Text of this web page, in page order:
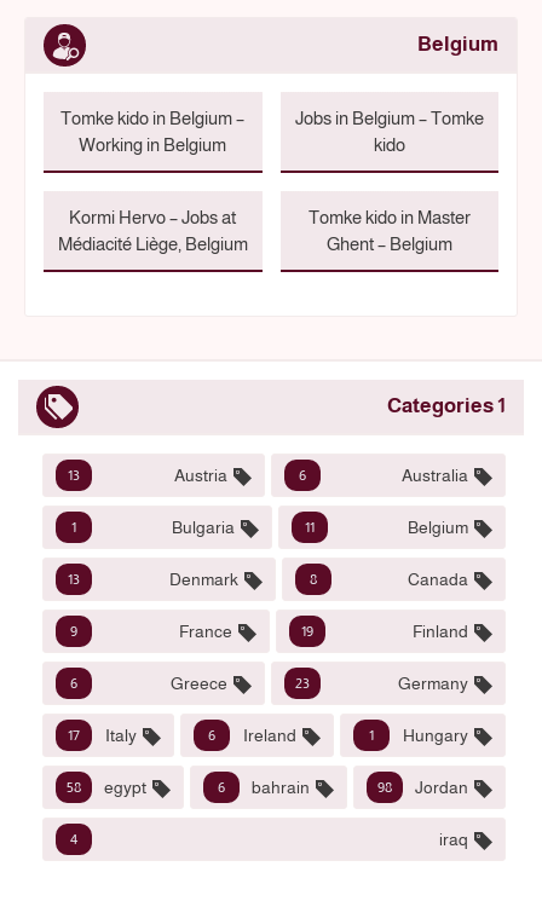
Belgium
Jobs in Belgium – Tomke
kido
Tomke kido in Belgium –
Working in Belgium
Tomke kido in Master
Ghent – Belgium
Kormi Hervo – Jobs at
Médiacité Liège, Belgium
1 Categories
Australia
6
Austria
13
Belgium
11
Bulgaria
1
Canada
8
Denmark
13
Finland
19
France
9
Germany
23
Greece
6
Hungary
1
Ireland
6
Italy
17
Jordan
98
bahrain
6
egypt
58
iraq
4